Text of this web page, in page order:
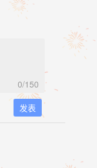
0/150
发表